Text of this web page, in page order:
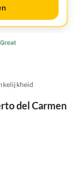
del Carmen